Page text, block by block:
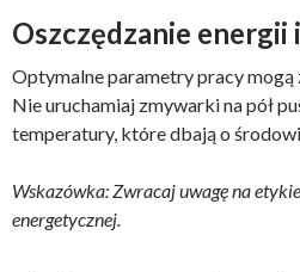
Oszczędzanie energii
Optymalne parametry pracy mogą
Nie uruchamiaj zmywarki na pół
temperatury, które dbają o
Wskazówka: Zwracaj uwagę na
energetycznej.